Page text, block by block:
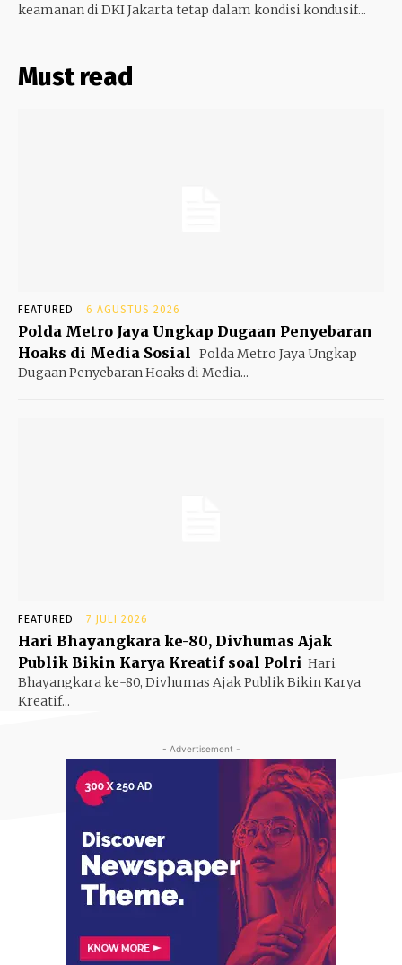
keamanan di DKI Jakarta tetap dalam kondisi kondusif...
Must read
FEATURED 6 AGUSTUS 2026
Polda Metro Jaya Ungkap Dugaan Penyebaran
Hoaks di Media Sosial
Polda Metro Jaya Ungkap
Dugaan Penyebaran Hoaks di Media...
FEATURED 7 JULI 2026
Hari Bhayangkara ke-80, Divhumas Ajak
Publik Bikin Karya Kreatif soal Polri Hari
Bhayangkara ke-80, Divhumas Ajak Publik Bikin Karya
Kreatif...
- Advertisement -